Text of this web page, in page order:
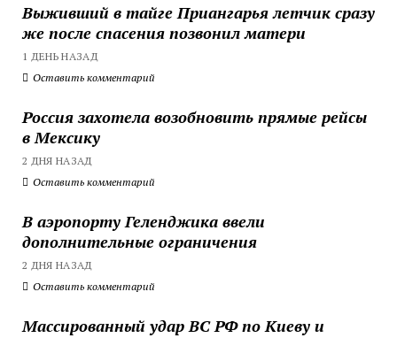
Выживший в тайге Приангарья летчик сразу
же после спасения позвонил матери
1 ДЕНЬ НАЗАД
Оставить комментарий
Россия захотела возобновить прямые рейсы
в Мексику
2 ДНЯ НАЗАД
Оставить комментарий
В аэропорту Геленджика ввели
дополнительные ограничения
2 ДНЯ НАЗАД
Оставить комментарий
Массированный удар ВС РФ по Киеву и